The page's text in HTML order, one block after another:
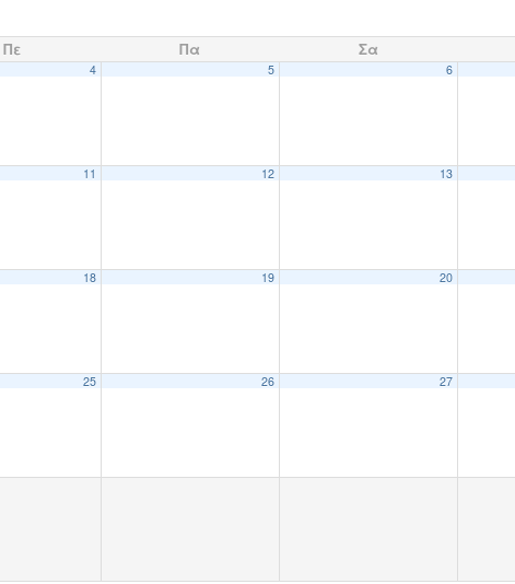
Πε Πα Σα
4 5 6
11 12 13
18 19 20
25 26 27